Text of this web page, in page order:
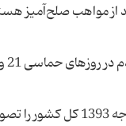
مواهب صلح‌آمیز
حماسی 21 و 22 بهمن 57
كرد